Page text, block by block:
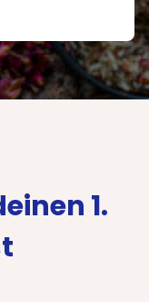
1.